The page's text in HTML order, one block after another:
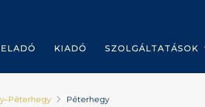
ELADÓ KIADÓ SZOLGÁLTATÁSOK
Péterhegy